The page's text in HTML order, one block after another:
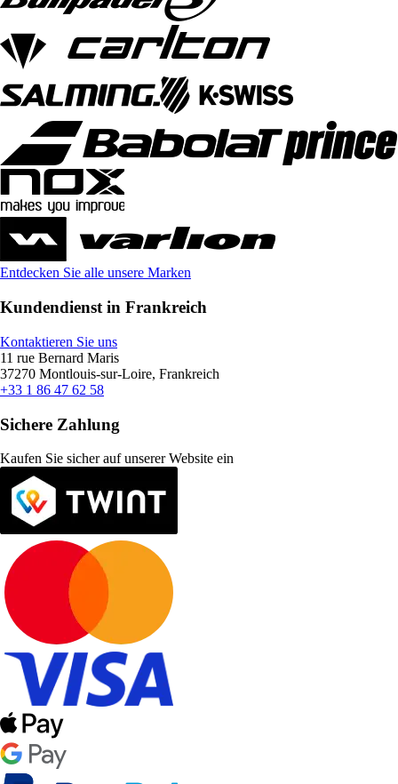
Entdecken Sie alle unsere Marken
Kundendienst in Frankreich
Kontaktieren Sie uns
11 rue Bernard Maris
37270 Montlouis-sur-Loire, Frankreich
+33 1 86 47 62 58
Sichere Zahlung
Kaufen Sie sicher auf unserer Website ein